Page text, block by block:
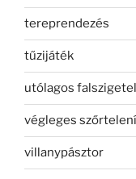
tereprendezés
tűzijáték
utólagos
végleges
villanypásztor